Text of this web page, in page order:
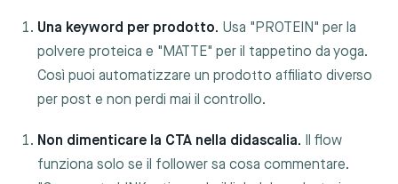
Una keyword per prodotto. Usa "PROTEIN" per la
polvere proteica e "MATTE" per il tappetino da yoga.
Così puoi automatizzare un prodotto affiliato diverso
per post e non perdi mai il controllo.
Non dimenticare la CTA nella didascalia. Il flow
funziona solo se il follower sa cosa commentare.